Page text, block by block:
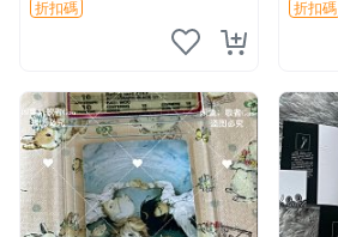
折扣碼
折扣碼